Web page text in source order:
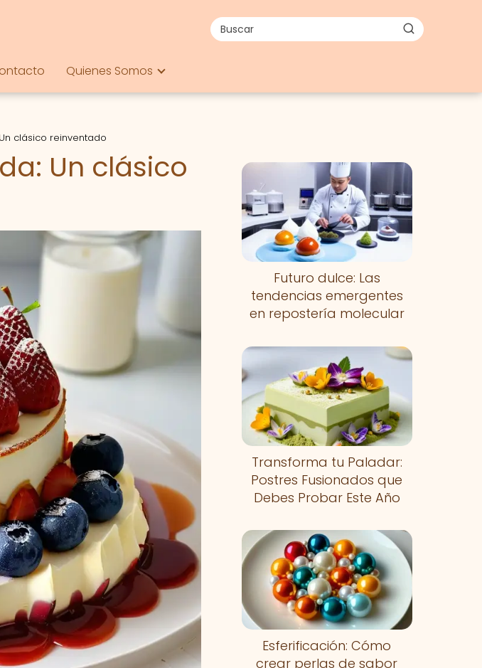
Quienes Somos
clásico reinventado
Un clásico
Futuro dulce: Las
tendencias emergentes
en repostería molecular
Transforma tu Paladar:
Postres Fusionados que
Debes Probar Este Año
Esferificación: Cómo
crear perlas de sabor